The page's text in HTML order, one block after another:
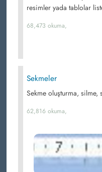
resimler yada tablolar
68,473 okuma,
Sekmeler
Sekme oluşturma,
62,816 okuma,